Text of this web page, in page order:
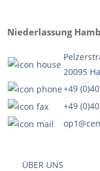
Niederlassung
20095
+49
+49
ÜBER UNS